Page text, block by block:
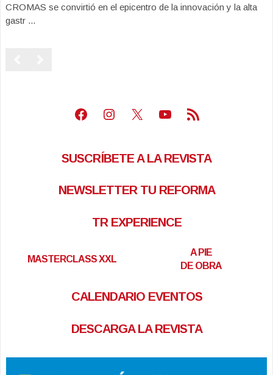
CROMAS se convirtió en el epicentro de la innovación y la alta
gastr ...
Facebook
Instagram
X Youtube
Feed RSS
SUSCRÍBETE A LA REVISTA
NEWSLETTER TU REFORMA
TR EXPERIENCE
MASTERCLASS XXL
A PIE
DE OBRA
CALENDARIO EVENTOS
DESCARGA LA REVISTA